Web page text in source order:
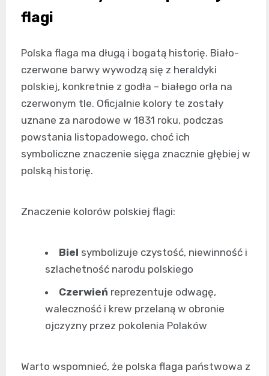
flagi
Polska flaga ma długą i bogatą historię. Biało-
czerwone barwy wywodzą się z heraldyki
polskiej, konkretnie z godła – białego orła na
czerwonym tle. Oficjalnie kolory te zostały
uznane za narodowe w 1831 roku, podczas
powstania listopadowego, choć ich
symboliczne znaczenie sięga znacznie głębiej w
polską historię.
Znaczenie kolorów polskiej flagi:
Biel symbolizuje czystość, niewinność i
szlachetność narodu polskiego
Czerwień reprezentuje odwagę,
waleczność i krew przelaną w obronie
ojczyzny przez pokolenia Polaków
Warto wspomnieć, że polska flaga państwowa z